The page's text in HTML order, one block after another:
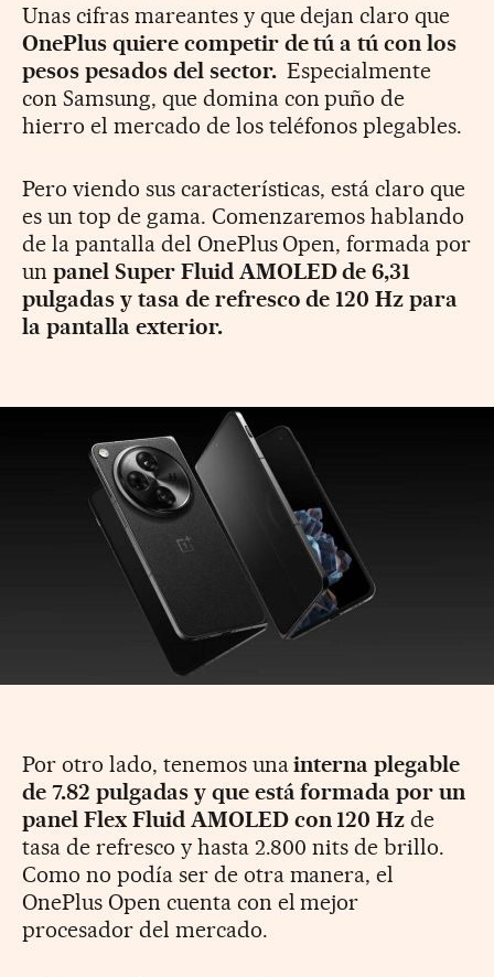
Unas cifras mareantes y que dejan claro que
OnePlus quiere competir de tú a tú con los
pesos pesados del sector. Especialmente
con Samsung, que domina con puño de
hierro el mercado de los teléfonos plegables.
Pero viendo sus características, está claro que
es un top de gama. Comenzaremos hablando
de la pantalla del OnePlus Open, formada por
un panel Super Fluid AMOLED de 6,31
pulgadas y tasa de refresco de 120 Hz para
la pantalla exterior.
Por otro lado, tenemos unainterna plegable
de 7.82 pulgadas y que está formada por un
panel Flex Fluid AMOLED con 120 Hz de
tasa de refresco y hasta 2.800 nits de brillo.
Como no podía ser de otra manera, el
OnePlus Open cuenta con el mejor
procesador del mercado.